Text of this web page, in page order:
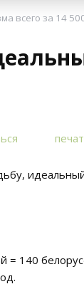
всего за 14 500
140